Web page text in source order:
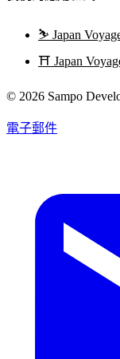
⛷️ Japan
⛩️ Japan
© 2026 Sampo
電子郵件